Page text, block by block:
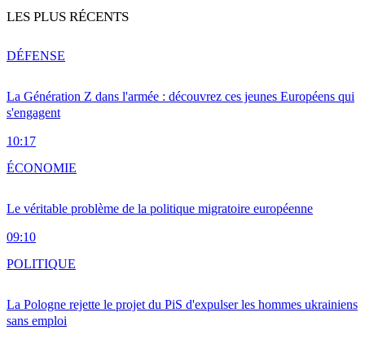
LES PLUS RÉCENTS
La Génération Z dans l'armée : découvrez ces jeunes Européens qui
s'engagent
10:17
DÉFENSE
Le véritable problème de la politique migratoire européenne
09:10
ÉCONOMIE
La Pologne rejette le projet du PiS d'expulser les hommes ukrainiens
sans emploi
POLITIQUE